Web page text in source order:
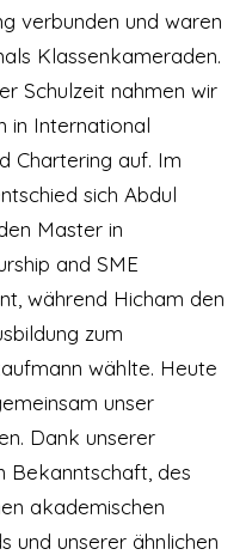
verbunden und waren
Klassenkameraden.
Schulzeit nahmen wir
in International
Chartering auf. Im
sich Abdul
Master in
and SME
während Hicham den
zum
wählte. Heute
unser
Dank unserer
Bekanntschaft, des
akademischen
und unserer ähnlichen